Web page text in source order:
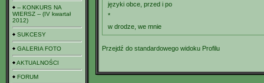
-- KONKURS NA
WIERSZ -- (IV kwartał
2012)
SUKCESY
GALERIA FOTO
AKTUALNOŚCI
FORUM
języki obce, przed i po
*
w drodze, we mnie
Przejdź do standardowego widoku Profilu